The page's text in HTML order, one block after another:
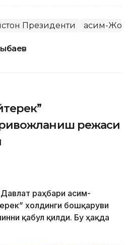
Президенти Қасим-
режаси
раҳбари Қасим-
холдинги бошқаруви
қабул қилди. Бу ҳақда